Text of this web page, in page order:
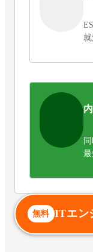
就
最
無料 ITエン